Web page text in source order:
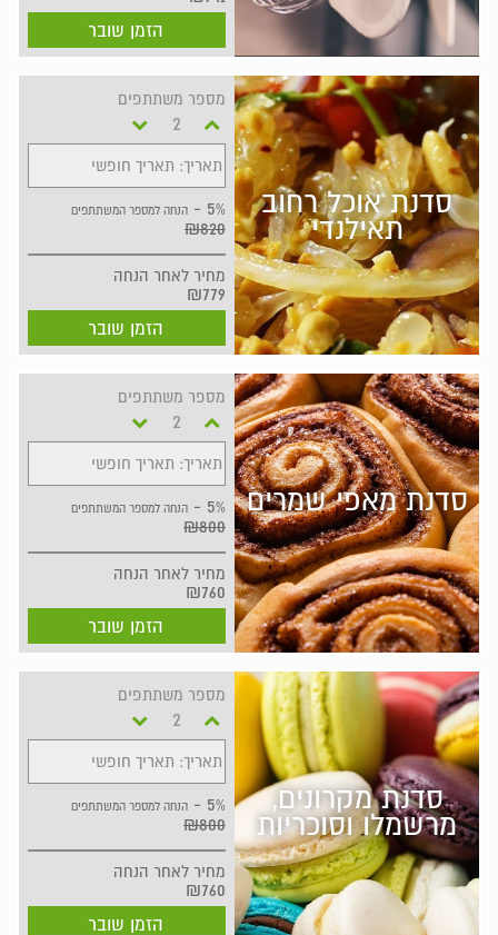
הזמן שובר
סדנת אוכל רחוב
תאילנדי
מספר משתתפים
תאריך: תאריך חופשי
5% - הנחה למספר המשתתפים
₪820
מחיר לאחר הנחה
₪779
הזמן שובר
סדנת מאפי שמרים
מספר משתתפים
תאריך: תאריך חופשי
5% - הנחה למספר המשתתפים
₪800
מחיר לאחר הנחה
₪760
הזמן שובר
סדנת מקרונים,
מרשמלו וסוכריות
מספר משתתפים
תאריך: תאריך חופשי
5% - הנחה למספר המשתתפים
₪800
מחיר לאחר הנחה
₪760
הזמן שובר